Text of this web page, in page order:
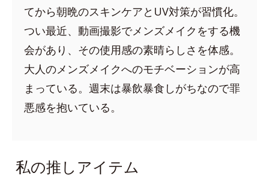
てから朝晩のスキンケアとUV対策が習慣化。
つい最近、動画撮影でメンズメイクをする機
会があり、その使用感の素晴らしさを体感。
大人のメンズメイクへのモチベーションが高
まっている。週末は暴飲暴食しがちなので罪
悪感を抱いている。
私の推しアイテム